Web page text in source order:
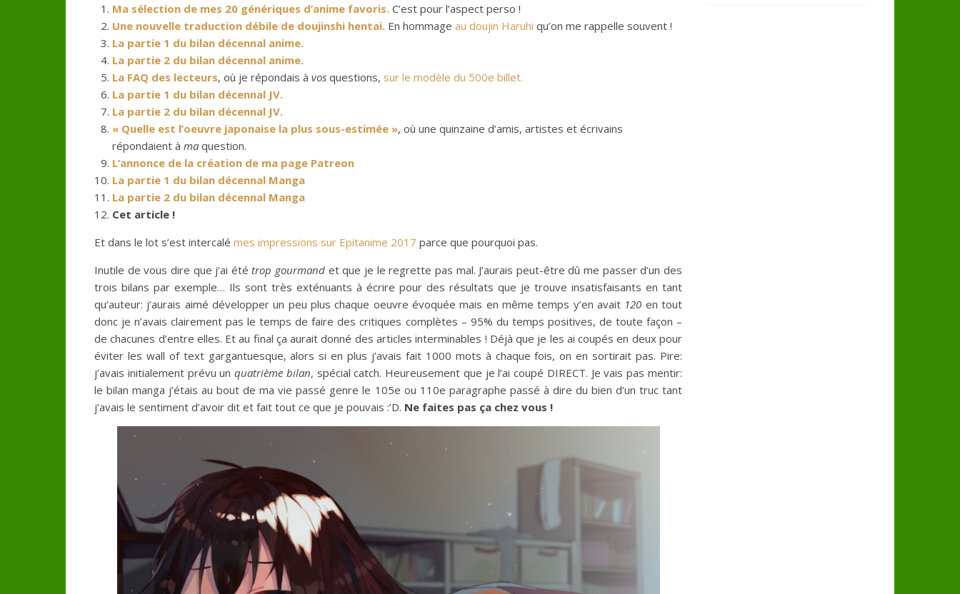
Ma sélection de mes 20 génériques d’anime favoris. C’est pour l’aspect perso !
Une nouvelle traduction débile de doujinshi hentai. En hommage au doujin Haruhi qu’on me rappelle souvent !
La partie 1 du bilan décennal anime.
La partie 2 du bilan décennal anime.
La FAQ des lecteurs, où je répondais à vos questions, sur le modèle du 500e billet.
La partie 1 du bilan décennal JV.
La partie 2 du bilan décennal JV.
« Quelle est l’oeuvre japonaise la plus sous-estimée », où une quinzaine d’amis, artistes et écrivains
répondaient à ma question.
L’annonce de la création de ma page Patreon
La partie 1 du bilan décennal Manga
La partie 2 du bilan décennal Manga
Cet article !
Et dans le lot s’est intercalé mes impressions sur Epitanime 2017 parce que pourquoi pas.
Inutile de vous dire que j’ai ététrop gourmand et que je le regrette pas mal. J’aurais peut-être dû me passer d’un des
trois bilans par exemple… Ils sont très exténuants à écrire pour des résultats que je trouve insatisfaisants en tant
qu’auteur: j’aurais aimé développer un peu plus chaque oeuvre évoquée mais en même temps y’en avait 120 en tout
donc je n’avais clairement pas le temps de faire des critiques complètes – 95% du temps positives, de toute façon –
de chacunes d’entre elles. Et au final ça aurait donné des articles interminables ! Déjà que je les ai coupés en deux pour
éviter les wall of text gargantuesque, alors si en plus j’avais fait 1000 mots à chaque fois, on en sortirait pas. Pire:
j’avais initialement prévu unquatrième bilan, spécial catch. Heureusement que je l’ai coupé DIRECT. Je vais pas mentir:
le bilan manga j’étais au bout de ma vie passé genre le 105e ou 110e paragraphe passé à dire du bien d’un truc tant
j’avais le sentiment d’avoir dit et fait tout ce que je pouvais :’D. Ne faites pas ça chez vous !